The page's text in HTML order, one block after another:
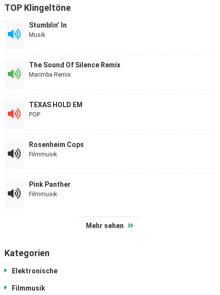
TOP Klingeltöne
Stumblin’ In
Musik
The Sound Of Silence Remix
Marimba Remix
TEXAS HOLD EM
POP
Rosenheim Cops
Filmmusik
Pink Panther
Filmmusik
Mehr sehen
Kategorien
Elektronische
Filmmusik